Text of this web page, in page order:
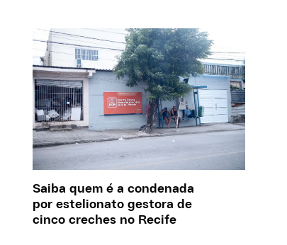
Saiba quem é a condenada
por estelionato gestora de
cinco creches no Recife